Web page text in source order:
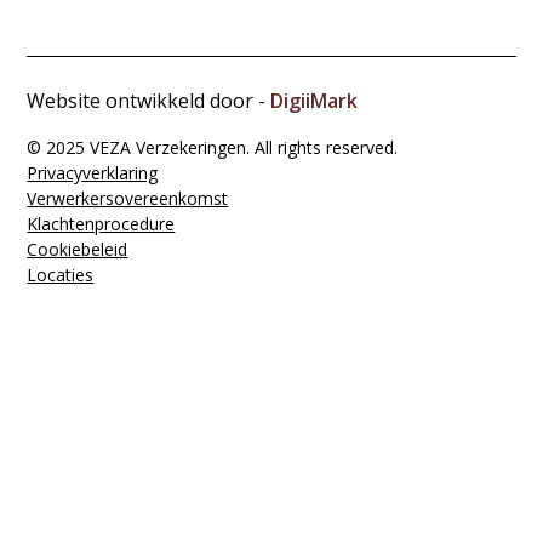
© 2025 VEZA Verzekeringen. All rights reserved.
Privacyverklaring
Verwerkers­overeenkomst
Klachten­procedure
Cookiebeleid
Locaties
Website ontwikkeld door - DigiiMark